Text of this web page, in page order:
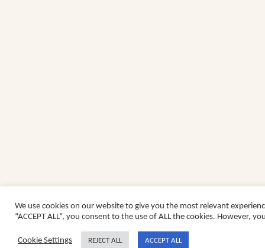
We use cookies on our website to give you the most relevant
“ACCEPT ALL”, you consent to the use of ALL the cookies. However,
Cookie Settings REJECT ALL ACCEPT ALL